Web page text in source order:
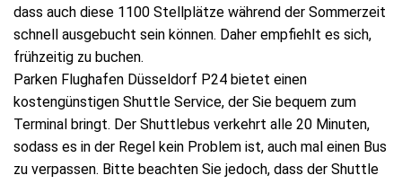
dass auch diese 1100 Stellplätze während der Sommerzeit
schnell ausgebucht sein können. Daher empfiehlt es sich,
frühzeitig zu buchen.
Parken Flughafen Düsseldorf P24 bietet einen
kostengünstigen Shuttle Service, der Sie bequem zum
Terminal bringt. Der Shuttlebus verkehrt alle 20 Minuten,
sodass es in der Regel kein Problem ist, auch mal einen Bus
zu verpassen. Bitte beachten Sie jedoch, dass der Shuttle